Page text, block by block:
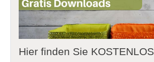
Hier finden Sie KOSTENLOS